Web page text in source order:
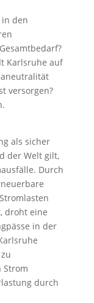
den
Karlsruhe auf
versorgen?
als sicher
der Welt gilt,
Durch
droht eine
in der
Strom
durch